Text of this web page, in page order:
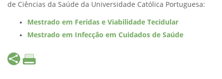
de Ciências da Saúde da Universidade Católica Portuguesa:
Mestrado em Feridas e Viabilidade Tecidular
Mestrado em Infecção em Cuidados de Saúde